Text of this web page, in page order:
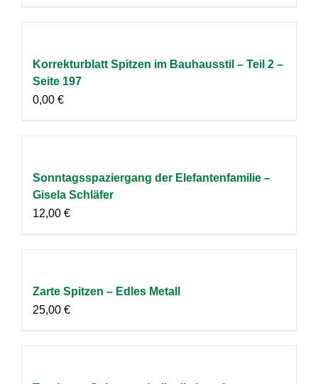
Korrekturblatt Spitzen im Bauhausstil – Teil 2 –
Seite 197
0,00 €
Sonntagsspaziergang der Elefantenfamilie –
Gisela Schläfer
12,00 €
Zarte Spitzen – Edles Metall
25,00 €